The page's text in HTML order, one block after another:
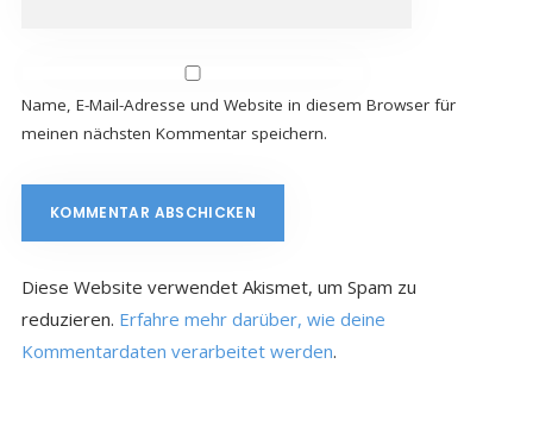
Name, E-Mail-Adresse und Website in diesem Browser für
meinen nächsten Kommentar speichern.
Diese Website verwendet Akismet, um Spam zu
reduzieren. Erfahre mehr darüber, wie deine
Kommentardaten verarbeitet werden.